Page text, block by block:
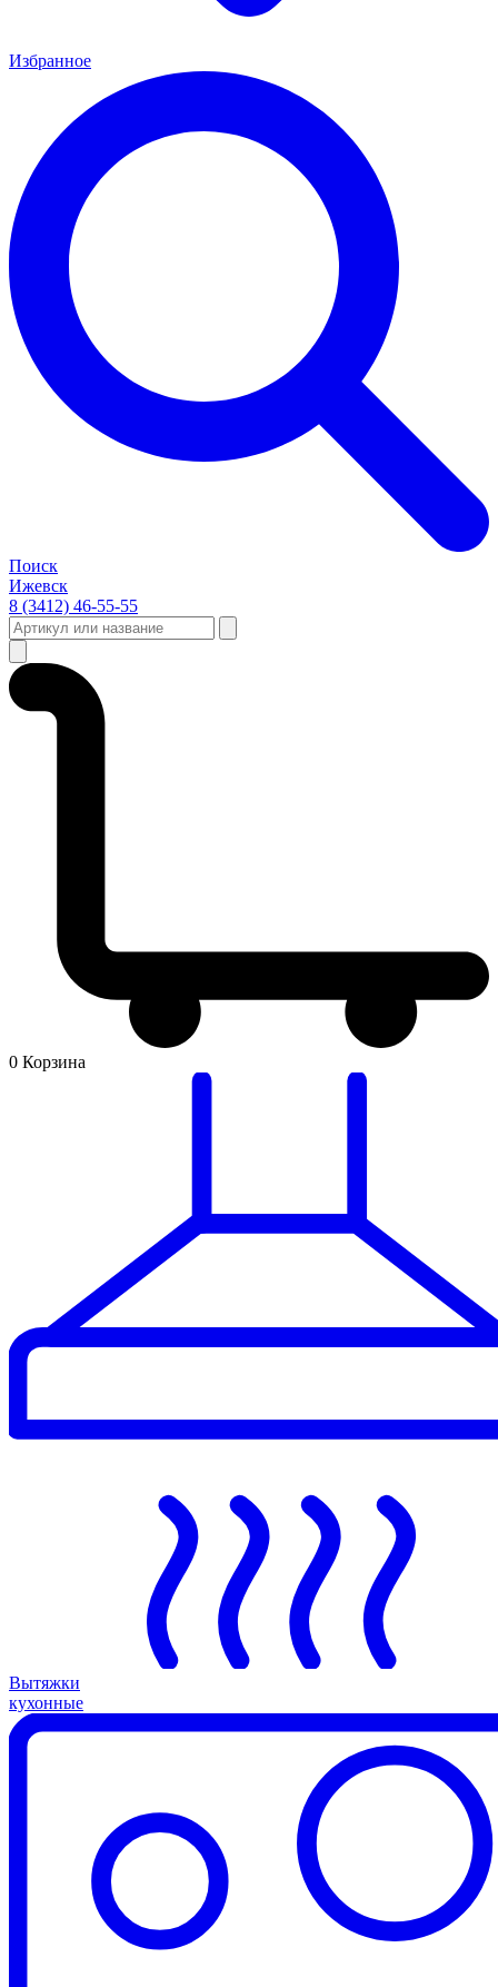
Избранное
Поиск
Ижевск
8 (3412) 46-55-55
0 Корзина
Вытяжки
кухонные